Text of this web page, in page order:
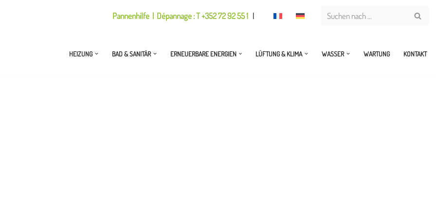
Pannenhilfe | Dépannage : T +352 72 92 55 1 |
HEIZUNG BAD & SANITÄR ERNEUERBARE ENERGIEN LÜFTUNG & KLIMA WASSER WARTUNG KONTAKT